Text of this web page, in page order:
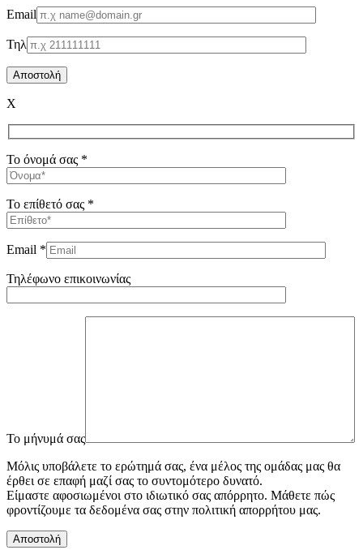
Email
Τηλ
X
Το όνομά σας *
Το επίθετό σας *
Email *
Τηλέφωνο επικοινωνίας
To μήνυμά σας
Μόλις υποβάλετε το ερώτημά σας, ένα μέλος της ομάδας μας θα
έρθει σε επαφή μαζί σας το συντομότερο δυνατό.
Είμαστε αφοσιωμένοι στο ιδιωτικό σας απόρρητο. Μάθετε πώς
φροντίζουμε τα δεδομένα σας στην πολιτική απορρήτου μας.